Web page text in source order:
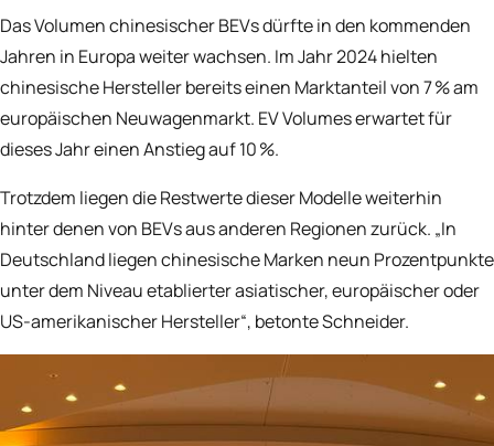
Das Volumen chinesischer BEVs dürfte in den kommenden
Jahren in Europa weiter wachsen. Im Jahr 2024 hielten
chinesische Hersteller bereits einen Marktanteil von 7 % am
europäischen Neuwagenmarkt. EV Volumes erwartet für
dieses Jahr einen Anstieg auf 10 %.
Trotzdem liegen die Restwerte dieser Modelle weiterhin
hinter denen von BEVs aus anderen Regionen zurück. „In
Deutschland liegen chinesische Marken neun Prozentpunkte
unter dem Niveau etablierter asiatischer, europäischer oder
US-amerikanischer Hersteller“, betonte Schneider.